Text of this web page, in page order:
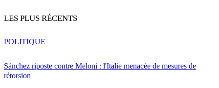
LES PLUS RÉCENTS
Sánchez riposte contre Meloni : l'Italie menacée de mesures de
rétorsion
POLITIQUE